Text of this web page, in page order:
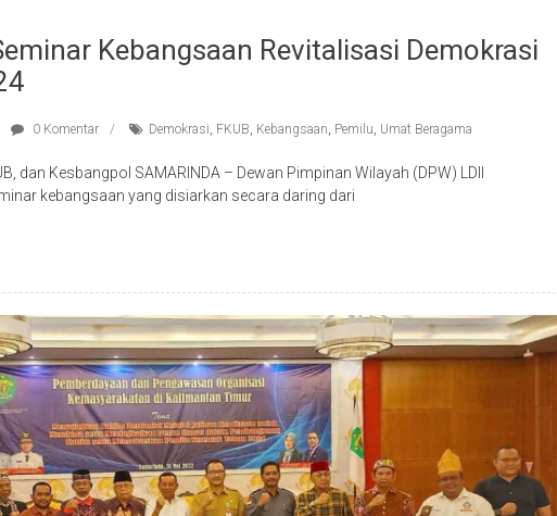
Kebangsaan Revitalisasi Demokrasi
0 Komentar Demokrasi, FKUB, Kebangsaan, Pemilu, Umat Beragama
dan Kesbangpol SAMARINDA – Dewan Pimpinan Wilayah (DPW) LDII
kebangsaan yang disiarkan secara daring dari